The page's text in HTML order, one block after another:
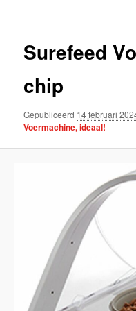
Surefeed
chip
Gepubliceerd 14 februari
Voermachine, ideaal!